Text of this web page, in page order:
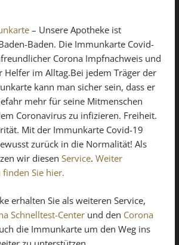
– Unsere Apotheke ist
Baden. Die Immunkarte Covid-
Corona Impfnachweis und
Helfer im Alltag.Bei jedem Träger der
kann man sicher sein, dass er
mehr für seine Mitmenschen
Coronavirus zu infizieren. Freiheit.
Mit der Immunkarte Covid-19
zurück in die Normalität! Als
wir diesen Service. Weiter
Sie hier.
erhalten Sie als weiteren Service,
Schnelltest-Center und den Corona
die Immunkarte um den Weg ins